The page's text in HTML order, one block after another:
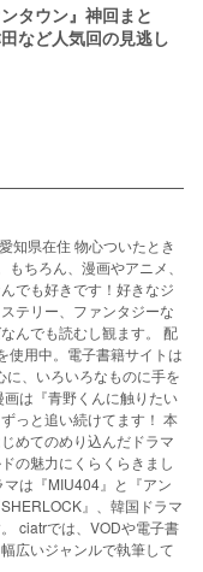
タウン』神回まと
など人気回の見逃し
知県在住 物心ついたとき
ちろん、漫画やアニメ、
でも好きです！好きなジ
テリー、ファンタジーな
んでも読むし観ます。 配
使用中。電子書籍サイトは
、いろいろなものに手を
は『青野くんに触りたい
っと追い続けてます！ 本
めてのめり込んだドラマ
の魅力にくらくらきまし
は『MIU404』と『アン
』、韓国ドラマ
ciatrでは、VODや電子書
広いジャンルで執筆して